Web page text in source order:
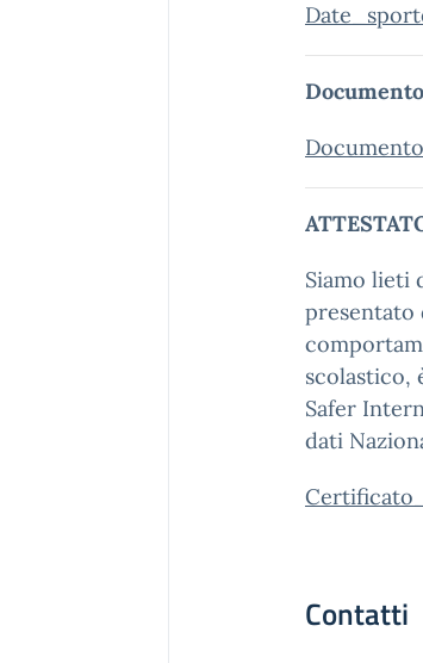
Siamo lieti
presentato
scolastico,
Safer
dati
Contatti